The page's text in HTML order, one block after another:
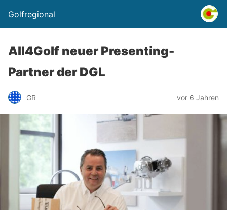
Golfregional
All4Golf neuer Presenting-
Partner der DGL
GR vor 6 Jahren